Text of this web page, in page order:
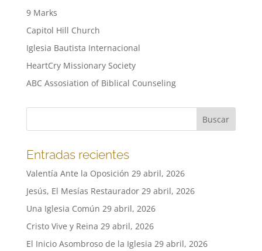
9 Marks
Capitol Hill Church
Iglesia Bautista Internacional
HeartCry Missionary Society
ABC Assosiation of Biblical Counseling
Entradas recientes
Valentía Ante la Oposición 29 abril, 2026
Jesús, El Mesías Restaurador 29 abril, 2026
Una Iglesia Común 29 abril, 2026
Cristo Vive y Reina 29 abril, 2026
El Inicio Asombroso de la Iglesia 29 abril, 2026